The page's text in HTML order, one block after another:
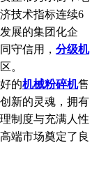
技术指标连续6
展的集团化企
守信用， 分级机
。
的机械粉碎机售
新的灵魂，拥有
制度与充满人性
端市场奠定了良